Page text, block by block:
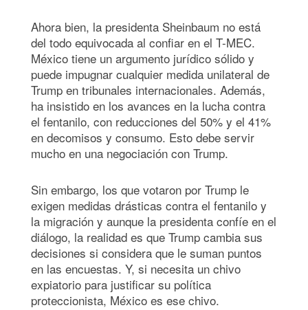
Ahora bien, la presidenta Sheinbaum no está
del todo equivocada al confiar en el T-MEC.
México tiene un argumento jurídico sólido y
puede impugnar cualquier medida unilateral de
Trump en tribunales internacionales. Además,
ha insistido en los avances en la lucha contra
el fentanilo, con reducciones del 50% y el 41%
en decomisos y consumo. Esto debe servir
mucho en una negociación con Trump.
Sin embargo, los que votaron por Trump le
exigen medidas drásticas contra el fentanilo y
la migración y aunque la presidenta confíe en el
diálogo, la realidad es que Trump cambia sus
decisiones si considera que le suman puntos
en las encuestas. Y, si necesita un chivo
expiatorio para justificar su política
proteccionista, México es ese chivo.